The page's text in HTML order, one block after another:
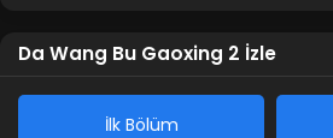
Da Wang Bu Gaoxing 2 İzle
İlk Bölüm